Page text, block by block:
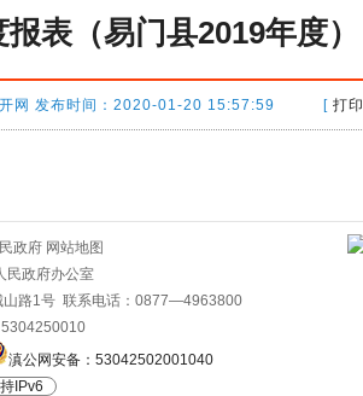
表（易门县2019年度）
开网 发布时间：2020-01-20 15:57:59 [ 打印
政府 网站地图
民政府办公室
山路1号 联系电话：0877—4963800
5304250010
滇公网安备：53042502001040
IPv6